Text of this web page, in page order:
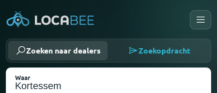
Zoeken naar dealers Zoekopdracht
Waar